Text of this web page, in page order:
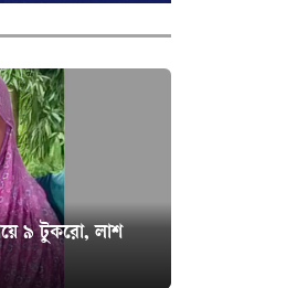
৯ টুকরো, লাশ